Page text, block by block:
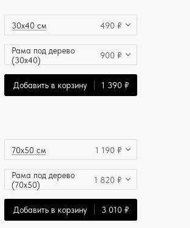
30x40 см 490 ₽
Рама под дерево
(30x40)
900 ₽
Добавить в корзину 1 390 ₽
70x50 см 1 190 ₽
Рама под дерево
(70x50)
1 820 ₽
Добавить в корзину 3 010 ₽